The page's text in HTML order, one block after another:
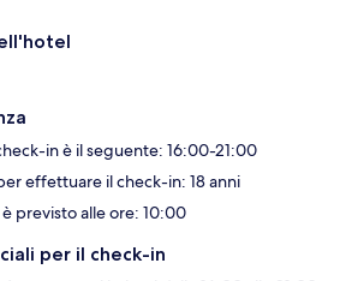
in è il seguente: 16:00-21:00
effettuare il check-in: 18 anni
previsto alle ore: 10:00
per il check-in